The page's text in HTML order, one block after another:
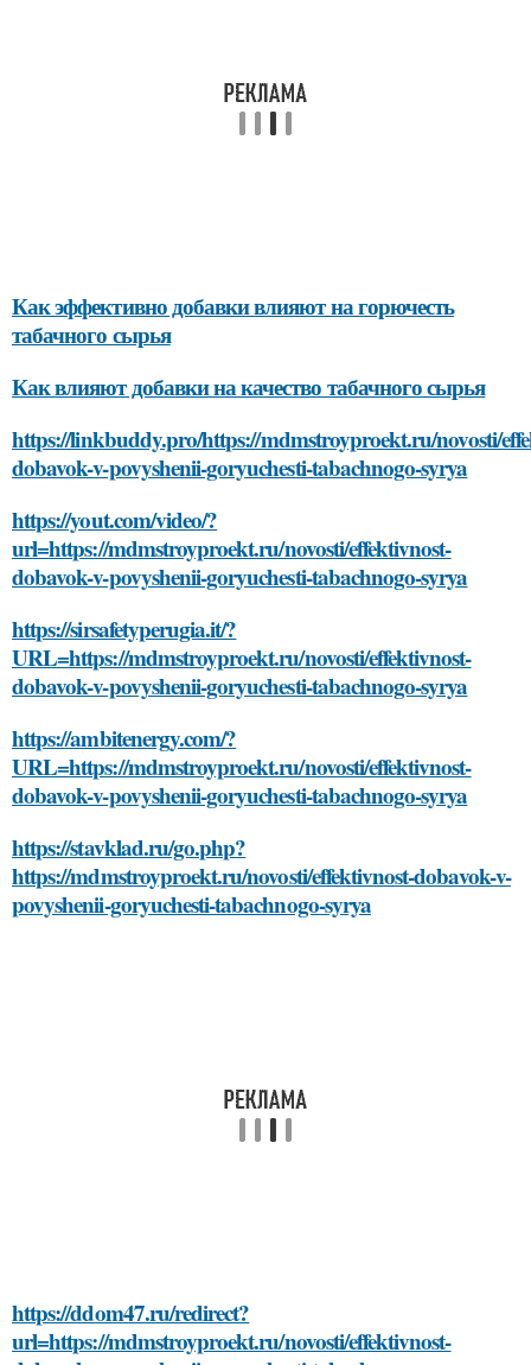
Как эффективно добавки влияют на горючесть
табачного сырья
Как влияют добавки на качество табачного сырья
https://linkbuddy.pro/https://mdmstroyproekt.ru/novosti/
dobavok-v-povyshenii-goryuchesti-tabachnogo-syrya
https://yout.com/video/?
url=https://mdmstroyproekt.ru/novosti/effektivnost-
dobavok-v-povyshenii-goryuchesti-tabachnogo-syrya
https://sirsafetyperugia.it/?
URL=https://mdmstroyproekt.ru/novosti/effektivnost-
dobavok-v-povyshenii-goryuchesti-tabachnogo-syrya
https://ambitenergy.com/?
URL=https://mdmstroyproekt.ru/novosti/effektivnost-
dobavok-v-povyshenii-goryuchesti-tabachnogo-syrya
https://stavklad.ru/go.php?
https://mdmstroyproekt.ru/novosti/effektivnost-dobavok-v-
povyshenii-goryuchesti-tabachnogo-syrya
https://ddom47.ru/redirect?
url=https://mdmstroyproekt.ru/novosti/effektivnost-